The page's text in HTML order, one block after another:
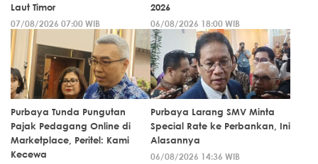
Laut Timor
07/08/2026 07:00 WIB
2026
06/08/2026 18:00 WIB
Purbaya Tunda Pungutan
Pajak Pedagang Online di
Marketplace, Peritel: Kami
Kecewa
Purbaya Larang SMV Minta
Special Rate ke Perbankan, Ini
Alasannya
06/08/2026 14:36 WIB